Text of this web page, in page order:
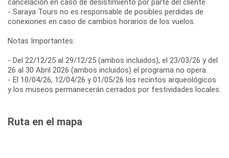
- Saraya Tours no es responsable de posibles perdidas de
conexiones en caso de cambios horarios de los vuelos.
Notas Importantes:
- Del 22/12/25 al 29/12/25 (ambos incluidos), el 23/03/26 y del
26 al 30 Abril 2026 (ambos incluidos) el programa no opera.
- El 10/04/26, 12/04/26 y 01/05/26 los recintos arqueológicos
y los museos permanecerán cerrados por festividades locales.
Ruta en el mapa